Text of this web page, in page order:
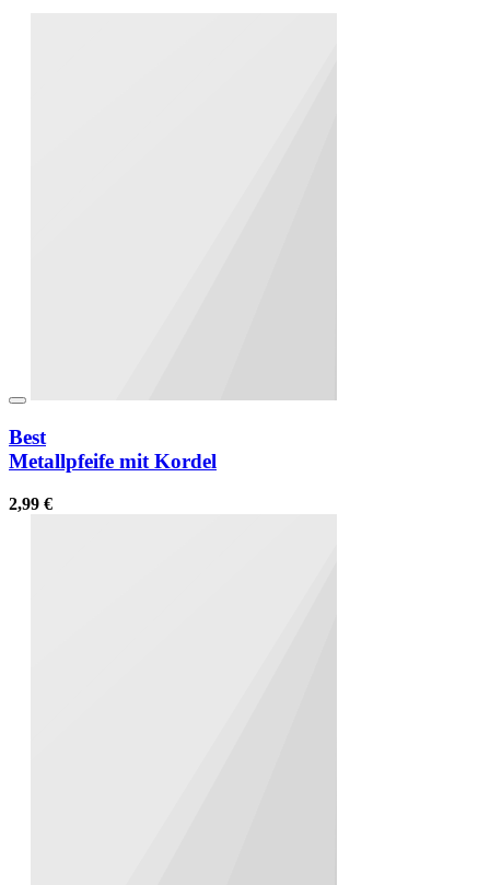
Best
Metallpfeife mit Kordel
2,99 €